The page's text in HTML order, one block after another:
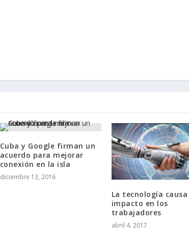
Cuba y Google firman un
acuerdo para mejorar
conexión en la isla
diciembre 13, 2016
La tecnología
impacto en los
trabajadores
abril 4, 2017